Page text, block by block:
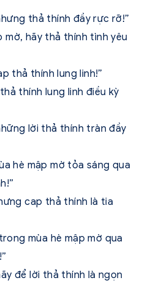
thả thính đầy rực rỡ!”
mờ, hãy thả thính tình yêu
thả thính lung linh!”
thính lung linh điều kỳ
lời thả thính tràn đầy
hè mập mờ tỏa sáng qua
cap thả thính là tia
mùa hè mập mờ qua
để lời thả thính là ngọn